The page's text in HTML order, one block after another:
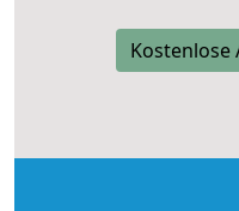
Kostenlose